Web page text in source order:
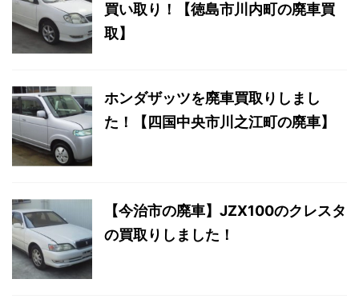
買い取り！【徳島市川内町の廃車買
取】
ホンダザッツを廃車買取りしまし
た！【四国中央市川之江町の廃車】
【今治市の廃車】JZX100のクレスタ
の買取りしました！